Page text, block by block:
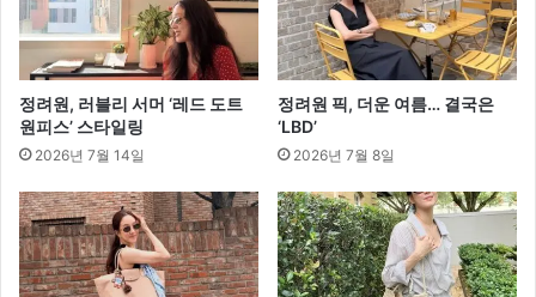
설
립
정려원, 러블리 서머 ‘레드 도트
원피스’ 스타일링
2026년 7월 14일
정려원 픽, 더운 여름… 결국은
‘LBD’
2026년 7월 8일